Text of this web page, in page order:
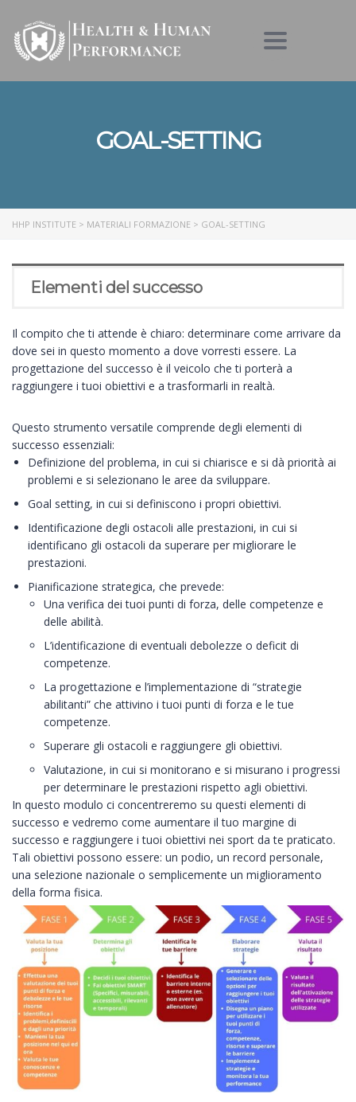
Toggle
GOAL-SETTING
HHP INSTITUTE > MATERIALI FORMAZIONE > GOAL-SETTING
Elementi del successo
Il compito che ti attende è chiaro: determinare come arrivare da
dove sei in questo momento a dove vorresti essere. La
progettazione del successo è il veicolo che ti porterà a
raggiungere i tuoi obiettivi e a trasformarli in realtà.
Questo strumento versatile comprende degli elementi di
successo essenziali:
Definizione del problema, in cui si chiarisce e si dà priorità ai
problemi e si selezionano le aree da sviluppare.
Goal setting, in cui si definiscono i propri obiettivi.
Identificazione degli ostacoli alle prestazioni, in cui si
identificano gli ostacoli da superare per migliorare le
prestazioni.
Pianificazione strategica, che prevede:
Una verifica dei tuoi punti di forza, delle competenze e
delle abilità.
L’identificazione di eventuali debolezze o deficit di
competenze.
La progettazione e l’implementazione di “strategie
abilitanti” che attivino i tuoi punti di forza e le tue
competenze.
Superare gli ostacoli e raggiungere gli obiettivi.
Valutazione, in cui si monitorano e si misurano i progressi
per determinare le prestazioni rispetto agli obiettivi.
In questo modulo ci concentreremo su questi elementi di
successo e vedremo come aumentare il tuo margine di
successo e raggiungere i tuoi obiettivi nei sport da te praticato.
Tali obiettivi possono essere: un podio, un record personale,
una selezione nazionale o semplicemente un miglioramento
della forma fisica.